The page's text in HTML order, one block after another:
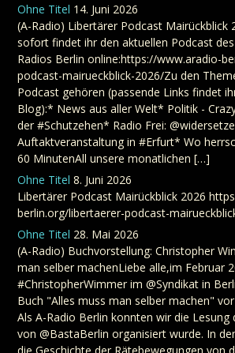
Ohne Titel 14. Juni 2026
(A-Radio) Libertärer Podcast Mairückblick
sofort findet ihr den aktuellen Podcast
Radios Berlin online:https://www.aradio-
podcast-mairueckblick-2026/Zu den
Podcast gehören (passende Links findet
Blog):* News aus aller Welt* Politik -
der #Schutzehen* Radio Frei:
Auftaktveranstaltung in #Erfurt* Wo
60 MinutenAll unsere monatlichen […]
Ohne Titel 8. Juni 2026
Libertärer Podcast Mairückblick 2026
berlin.org/libertaerer-podcast-
Ohne Titel 28. Mai 2026
(A-Radio) Buchvorstellung: Christopher
man selber machenLiebe alle,im Februar
#ChristopherWimmer im @Syndikat in
Buch "Alles muss man selber machen"
Als A-Radio Berlin konnten wir die
von @BastaBerlin organisiert wurde. In